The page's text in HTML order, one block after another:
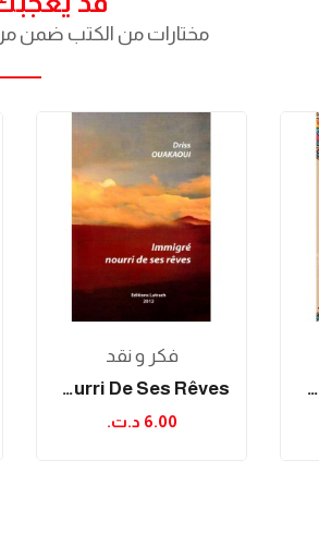
مختارات من الكتب ضمن
فكر و نقد
Immigré Nourri De Ses Rêves
6.00 د.ت.‏
السجلات السرية لمعلقة إمرئ القيس: نحو قراءة...